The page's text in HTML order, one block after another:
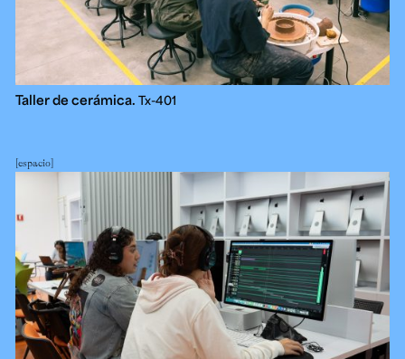
Taller de cerámica. Tx-401
espacio